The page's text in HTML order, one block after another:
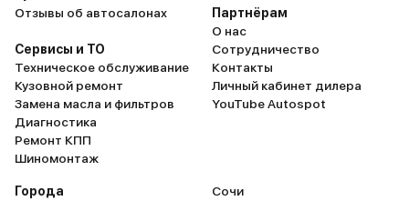
Отзывы об автосалонах
Сервисы и ТО
Техническое обслуживание
Кузовной ремонт
Замена масла и фильтров
Диагностика
Ремонт КПП
Шиномонтаж
Партнёрам
О нас
Сотрудничество
Контакты
Личный кабинет дилера
YouTube Autospot
Города
Сочи